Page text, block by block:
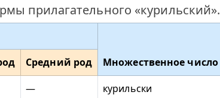
прилагательного «курильский».
Множественное число
Средний род
— курильски